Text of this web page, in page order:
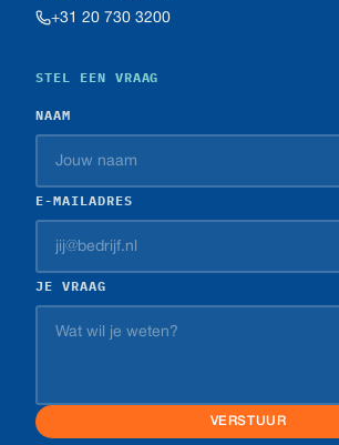
+31 20 730 3200
STEL EEN VRAAG
NAAM
E-MAILADRES
JE VRAAG
VERSTUUR